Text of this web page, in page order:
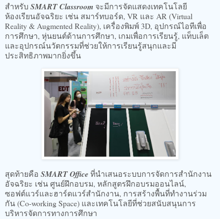
สำหรับ SMART Classroom จะมีการจัดแสดงเทคโนโลยี
ห้องเรียนอัจฉริยะ เช่น สมาร์ทบอร์ด, VR และ AR (Virtual
Reality & Augmented Reality), เครื่องพิมพ์ 3D, อุปกรณ์ไอทีเพื่อ
การศึกษา, หุ่นยนต์ด้านการศึกษา, เกมเพื่อการเรียนรู้, แท็บเล็ต
และอุปกรณ์นวัตกรรมที่ช่วยให้การเรียนรู้สนุกและมี
ประสิทธิภาพมากยิ่งขึ้น
สุดท้ายคือ SMART Officeที่นำเสนอระบบการจัดการสำนักงาน
อัจฉริยะ เช่น ศูนย์ฝึกอบรม, หลักสูตรฝึกอบรมออนไลน์,
ซอฟต์แวร์และฮาร์ดแวร์สำนักงาน, การสร้างพื้นที่ทำงานร่วม
กัน (Co-working Space) และเทคโนโลยีที่ช่วยสนับสนุนการ
บริหารจัดการทางการศึกษา